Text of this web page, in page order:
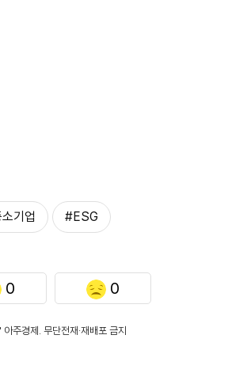
기업 #ESG
0 0
주경제. 무단전재·재배포 금지